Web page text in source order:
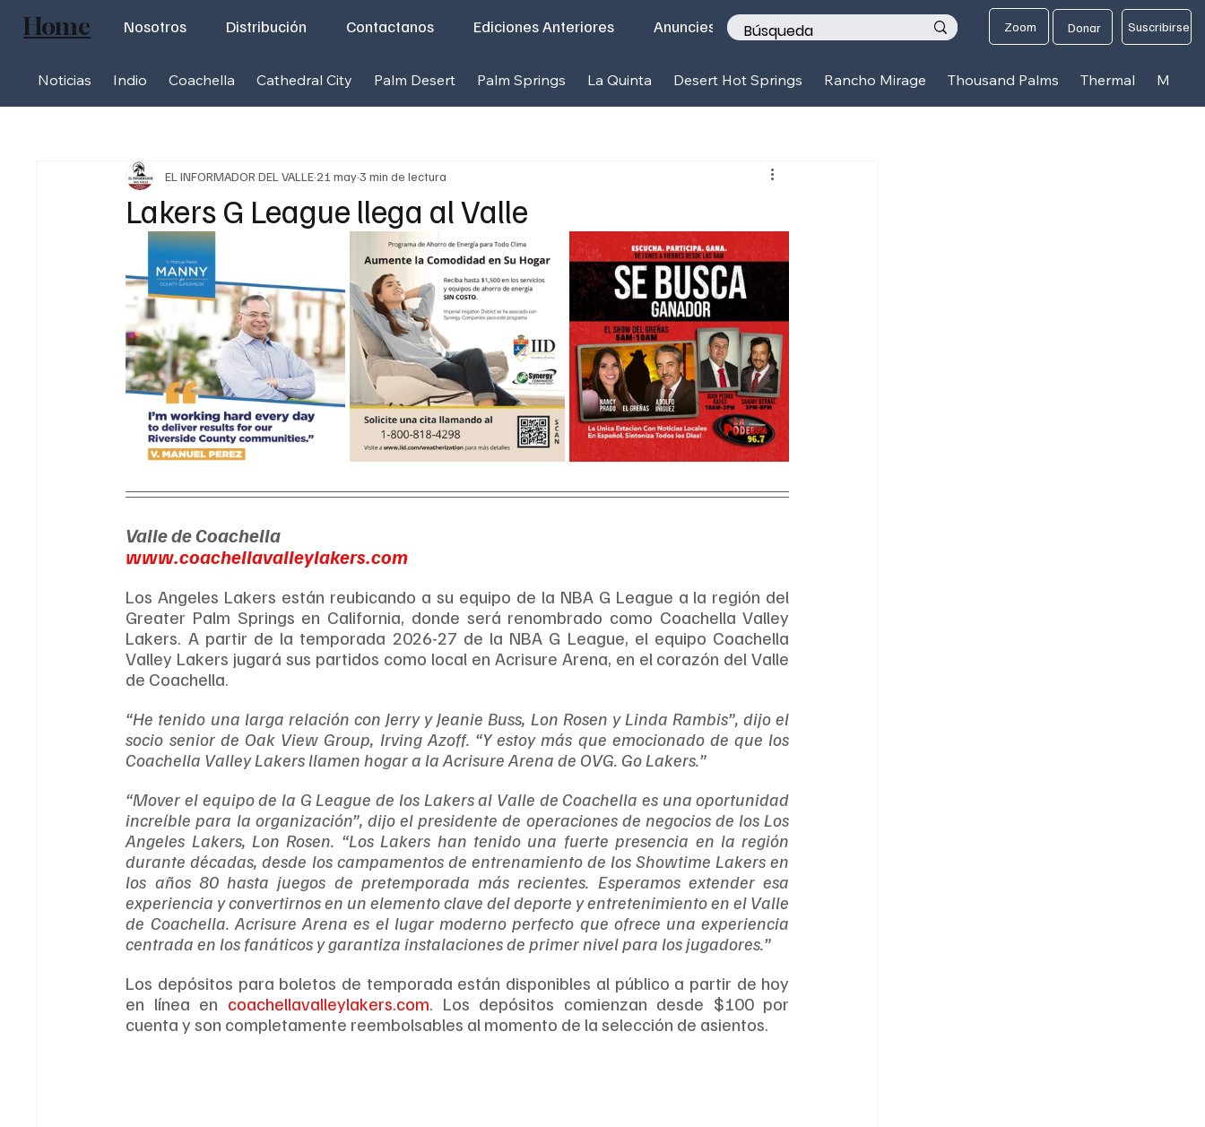
Noticias Indio Coachella Cathedral City Palm Desert Palm Springs La Quinta Desert Hot Springs Rancho Mirage Thousand Palms Thermal Mecca
Nosotros Distribución Contactanos Ediciones Anteriores Anunciese con nosotros Zoom Donar Suscribirse
Home
Lakers G League llega al Valle
EL INFORMADOR DEL VALLE21 may3 min de lectura
Valle de Coachella
www.coachellavalleylakers.com
Los Angeles Lakers están reubicando a su equipo de la NBA G League a la región del
Greater Palm Springs en California, donde será renombrado como Coachella Valley
Lakers. A partir de la temporada 2026-27 de la NBA G League, el equipo Coachella
Valley Lakers jugará sus partidos como local en Acrisure Arena, en el corazón del Valle
de Coachella.
“He tenido una larga relación con Jerry y Jeanie Buss, Lon Rosen y Linda Rambis”, dijo el
socio senior de Oak View Group, Irving Azoff. “Y estoy más que emocionado de que los
Coachella Valley Lakers llamen hogar a la Acrisure Arena de OVG. Go Lakers.”
“Mover el equipo de la G League de los Lakers al Valle de Coachella es una oportunidad
increíble para la organización”, dijo el presidente de operaciones de negocios de los Los
Angeles Lakers, Lon Rosen. “Los Lakers han tenido una fuerte presencia en la región
durante décadas, desde los campamentos de entrenamiento de los Showtime Lakers en
los años 80 hasta juegos de pretemporada más recientes. Esperamos extender esa
experiencia y convertirnos en un elemento clave del deporte y entretenimiento en el Valle
de Coachella. Acrisure Arena es el lugar moderno perfecto que ofrece una experiencia
centrada en los fanáticos y garantiza instalaciones de primer nivel para los jugadores.”
Los depósitos para boletos de temporada están disponibles al público a partir de hoy
en línea en coachellavalleylakers.com. Los depósitos comienzan desde $100 por
cuenta y son completamente reembolsables al momento de la selección de asientos.